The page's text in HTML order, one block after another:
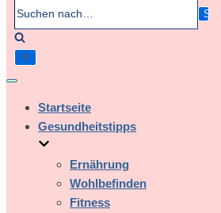
Navigation
Startseite
Gesundheitstipps
Ernährung
Wohlbefinden
Fitness